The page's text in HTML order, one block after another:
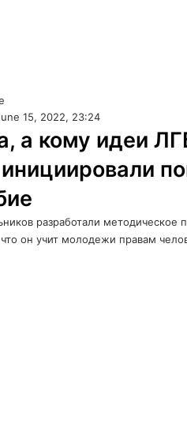
15, 2022, 23:24
а кому идеи
инициировали
разработали методическое
что он учит молодежи правам